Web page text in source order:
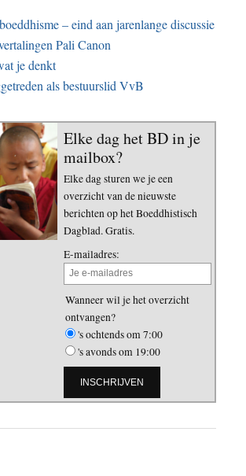
– eind aan jarenlange discussie
Pali Canon
je denkt
als bestuurslid VvB
Elke dag het BD in je
mailbox?
Elke dag sturen we je een
overzicht van de nieuwste
berichten op het Boeddhistisch
Dagblad. Gratis.
E-mailadres:
Wanneer wil je het overzicht
ontvangen?
's ochtends om 7:00
's avonds om 19:00